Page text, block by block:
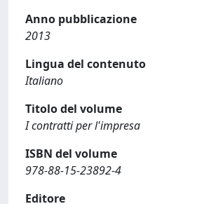
Anno pubblicazione
2013
Lingua del contenuto
Italiano
Titolo del volume
I contratti per l'impresa
ISBN del volume
978-88-15-23892-4
Editore